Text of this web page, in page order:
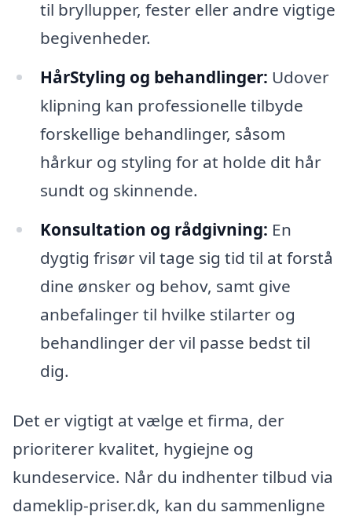
til bryllupper, fester eller andre vigtige
begivenheder.
HårStyling og behandlinger: Udover
klipning kan professionelle tilbyde
forskellige behandlinger, såsom
hårkur og styling for at holde dit hår
sundt og skinnende.
Konsultation og rådgivning: En
dygtig frisør vil tage sig tid til at forstå
dine ønsker og behov, samt give
anbefalinger til hvilke stilarter og
behandlinger der vil passe bedst til
dig.
Det er vigtigt at vælge et firma, der
prioriterer kvalitet, hygiejne og
kundeservice. Når du indhenter tilbud via
dameklip-priser.dk, kan du sammenligne